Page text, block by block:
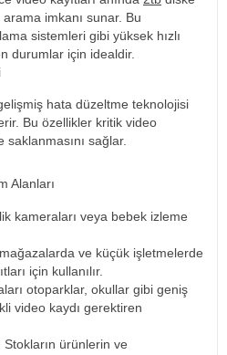
imkanı sunar. Bu
sistemleri gibi yüksek hızlı
durumlar için idealdir.
hata düzeltme teknolojisi
Bu özellikler kritik video
sağlar.
Alanları
kameraları veya bebek izleme
ve küçük işletmelerde
için kullanılır.
otoparklar, okullar gibi geniş
video kaydı gerektiren
ürünlerin ve